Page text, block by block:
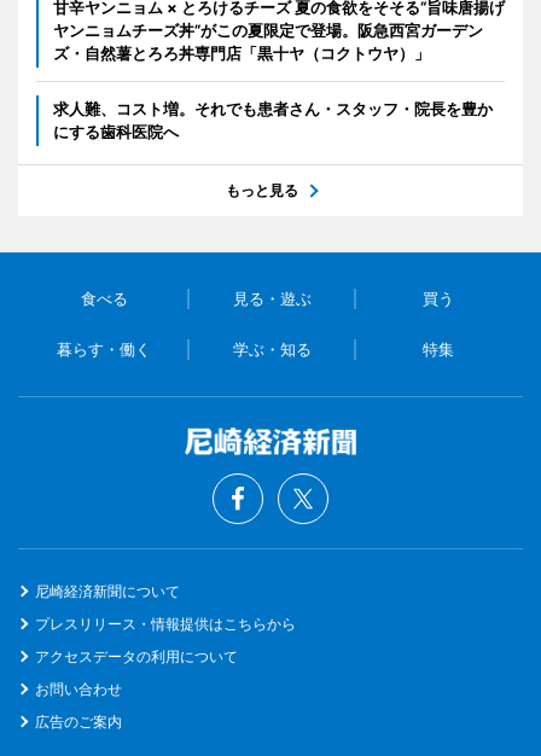
甘辛ヤンニョム × とろけるチーズ 夏の食欲をそそる“旨味唐揚げ
ヤンニョムチーズ丼”がこの夏限定で登場。阪急西宮ガーデン
ズ・自然薯とろろ丼専門店「黒十ヤ（コクトウヤ）」
求人難、コスト増。それでも患者さん・スタッフ・院長を豊か
にする歯科医院へ
もっと見る
食べる 見る・遊ぶ 買う
暮らす・働く 学ぶ・知る 特集
尼崎経済新聞について
プレスリリース・情報提供はこちらから
アクセスデータの利用について
お問い合わせ
広告のご案内